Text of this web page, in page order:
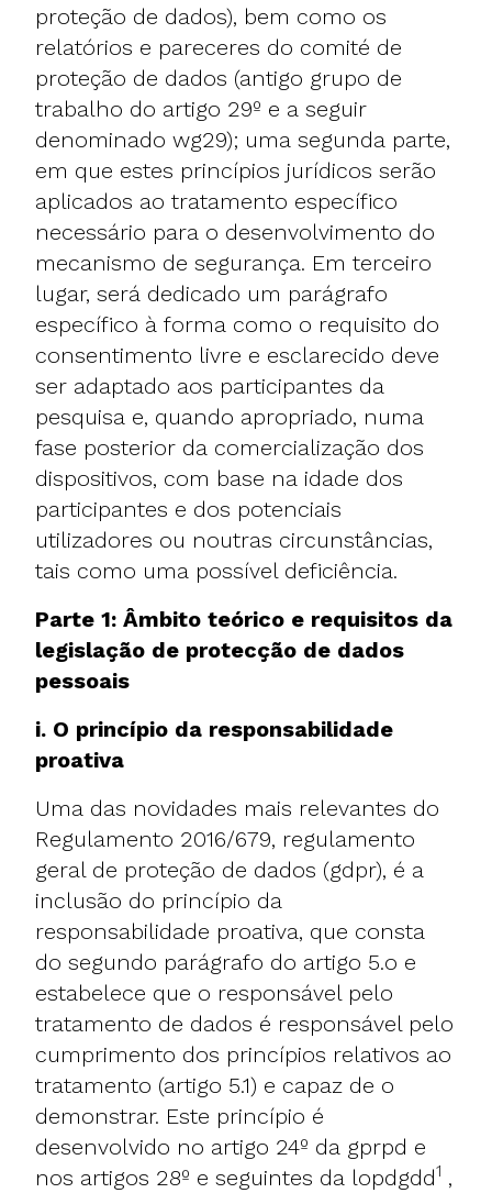
proteção de dados), bem como os
relatórios e pareceres do comité de
proteção de dados (antigo grupo de
trabalho do artigo 29º e a seguir
denominado wg29); uma segunda parte,
em que estes princípios jurídicos serão
aplicados ao tratamento específico
necessário para o desenvolvimento do
mecanismo de segurança. Em terceiro
lugar, será dedicado um parágrafo
específico à forma como o requisito do
consentimento livre e esclarecido deve
ser adaptado aos participantes da
pesquisa e, quando apropriado, numa
fase posterior da comercialização dos
dispositivos, com base na idade dos
participantes e dos potenciais
utilizadores ou noutras circunstâncias,
tais como uma possível deficiência.
Parte 1: Âmbito teórico e requisitos da
legislação de protecção de dados
pessoais
i. O princípio da responsabilidade
proativa
Uma das novidades mais relevantes do
Regulamento 2016/679, regulamento
geral de proteção de dados (gdpr), é a
inclusão do princípio da
responsabilidade proativa, que consta
do segundo parágrafo do artigo 5.o e
estabelece que o responsável pelo
tratamento de dados é responsável pelo
cumprimento dos princípios relativos ao
tratamento (artigo 5.1) e capaz de o
demonstrar. Este princípio é
desenvolvido no artigo 24º da gprpd e
nos artigos 28º e seguintes da lopdgdd1 ,